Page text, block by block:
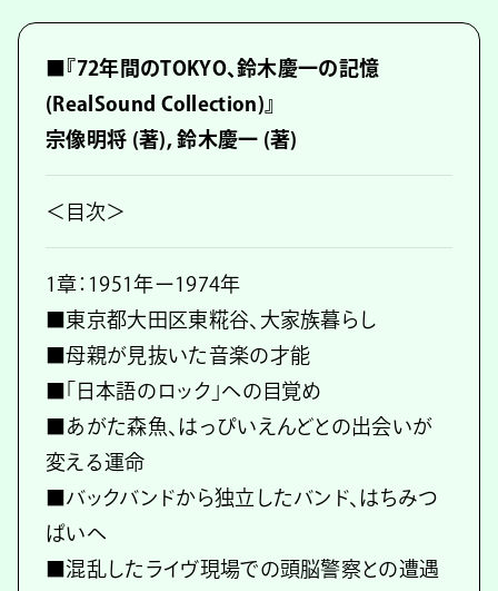
■『72年間のTOKYO、鈴木慶一の記憶
(RealSound Collection)』
宗像明将 (著), 鈴木慶一 (著)
＜目次＞
1章：1951年ー1974年
■東京都大田区東糀谷、大家族暮らし
■母親が見抜いた音楽の才能
■「日本語のロック」への目覚め
■あがた森魚、はっぴいえんどとの出会いが
変える運命
■バックバンドから独立したバンド、はちみつ
ぱいへ
■混乱したライヴ現場での頭脳警察との遭遇